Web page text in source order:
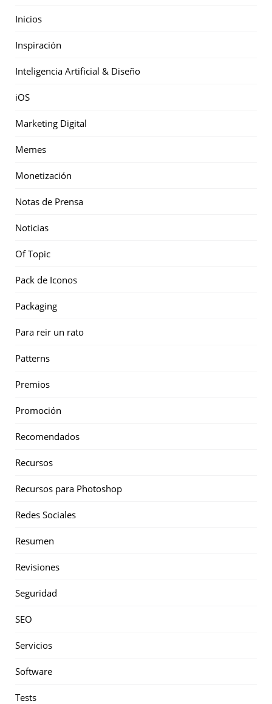
Inicios
Inspiración
Inteligencia Artificial & Diseño
iOS
Marketing Digital
Memes
Monetización
Notas de Prensa
Noticias
Of Topic
Pack de Iconos
Packaging
Para reir un rato
Patterns
Premios
Promoción
Recomendados
Recursos
Recursos para Photoshop
Redes Sociales
Resumen
Revisiones
Seguridad
SEO
Servicios
Software
Tests